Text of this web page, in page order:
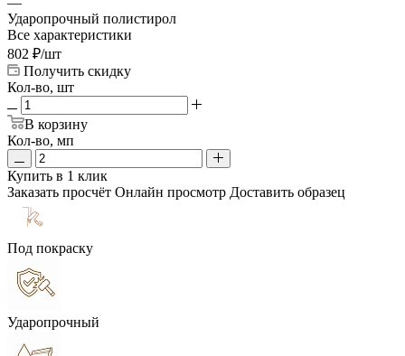
Ударопрочный полистирол
Все характеристики
802 ₽/шт
Получить скидку
Кол-во, шт
В корзину
Кол-во, мп
Купить в 1 клик
Заказать просчёт Онлайн просмотр Доставить образец
Под покраску
Ударопрочный